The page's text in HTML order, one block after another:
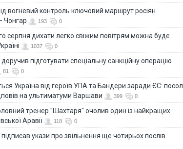
вогневий контроль ключовий маршрут росіян
Чонгар
193 0
серпня дихати легко свіжим повітрям можна буде
1037 0
підготувати спеціальну санкційну операцію
81 0
Україна від героїв УПА та Бандери заради ЄС: посол
на ультиматуми Варшави
399 0
тренер "Шахтаря" очолив один із найкращих
Аравії
118 0
укази про звільнення ще чотирьох послів